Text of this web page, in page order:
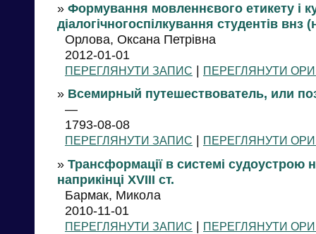
» Формування мовленнєвого етикету і
діалогічногоспілкування студентів внз
Орлова, Оксана Петрівна
2012-01-01
ПЕРЕГЛЯНУТИ ЗАПИС | ПЕРЕГЛЯНУТИ
» Всемирный путешествователь, или
—
1793-08-08
ПЕРЕГЛЯНУТИ ЗАПИС | ПЕРЕГЛЯНУТИ
» Трансформації в системі судоустрою
наприкінці XVIII ст.
Бармак, Микола
2010-11-01
ПЕРЕГЛЯНУТИ ЗАПИС | ПЕРЕГЛЯНУТИ